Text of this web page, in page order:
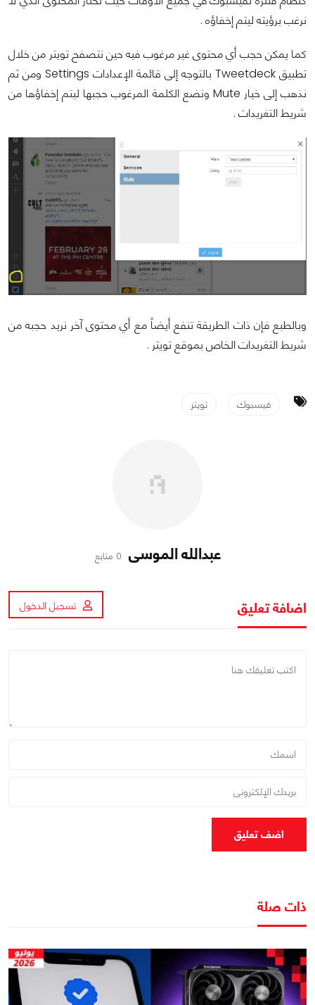
نرغب برؤيته ليتم إخفاؤه .
كما يمكن حجب أي محتوى غير مرغوب فيه حين نتصفح تويتر من خلال
تطبيق Tweetdeck بالتوجه إلى قائمة الإعدادات Settings ومن ثم
نذهب إلى خيار Mute ونضع الكلمة المرغوب حجبها ليتم إخفاؤها من
شريط التغريدات .
وبالطبع فإن ذات الطريقة تنفع أيضاً مع أي محتوى آخر نريد حجبه من
شريط التغريدات الخاص بموقع تويتر .
فيسبوك تويتر
عبدالله الموسى 0 متابع
اضافة تعليق تسجيل الدخول
اضف تعليق
ذات صلة